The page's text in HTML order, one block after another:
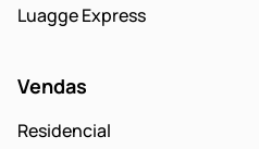
Luagge Express
Vendas
Residencial